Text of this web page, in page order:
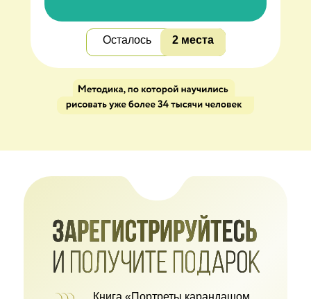
2 места
Осталось
Книга «Портреты карандашом.